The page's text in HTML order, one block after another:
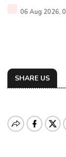
06 Aug 2026,
SHARE US